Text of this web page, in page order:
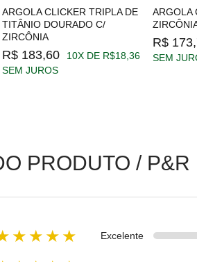
ARGOLA CLICKER TRIPLA DE
TITÂNIO DOURADO C/
ZIRCÔNIA
R$ 183,60
10X DE R$18,36
SEM JUROS
ARGOLA
R$
SEM
PRODUTO / P&R
Excelente